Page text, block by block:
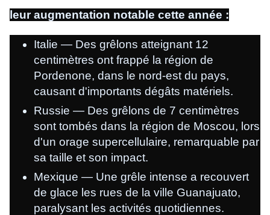
leur augmentation notable cette année :
Italie — Des grêlons atteignant 12
centimètres ont frappé la région de
Pordenone, dans le nord-est du pays,
causant d'importants dégâts matériels.
Russie — Des grêlons de 7 centimètres
sont tombés dans la région de Moscou, lors
d'un orage supercellulaire, remarquable par
sa taille et son impact.
Mexique — Une grêle intense a recouvert
de glace les rues de la ville Guanajuato,
paralysant les activités quotidiennes.